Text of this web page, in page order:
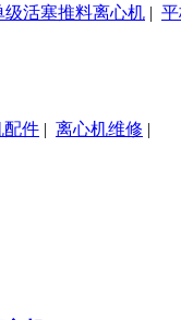
级活塞推料离心机 |
配件 | 离心机维修 |